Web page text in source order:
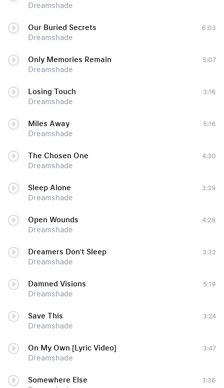
Dreamshade
Our Buried Secrets
Dreamshade
6:03
Only Memories Remain
Dreamshade
5:07
Losing Touch
Dreamshade
3:16
Miles Away
Dreamshade
5:16
The Chosen One
Dreamshade
4:30
Sleep Alone
Dreamshade
3:39
Open Wounds
Dreamshade
4:28
Dreamers Don’t Sleep
Dreamshade
3:32
Damned Visions
Dreamshade
5:19
Save This
Dreamshade
3:24
On My Own [Lyric Video]
Dreamshade
3:47
Somewhere Else
3:36